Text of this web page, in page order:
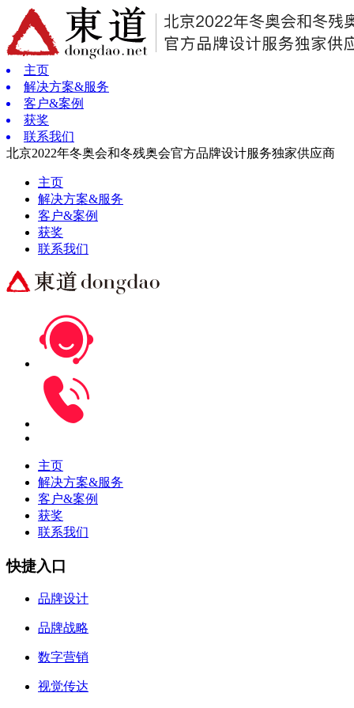
主页
解决方案&服务
客户&案例
获奖
联系我们
北京2022年冬奥会和冬残奥会官方品牌设计服务独家供应商
主页
解决方案&服务
客户&案例
获奖
联系我们
主页
解决方案&服务
客户&案例
获奖
联系我们
快捷入口
品牌设计
品牌战略
数字营销
视觉传达